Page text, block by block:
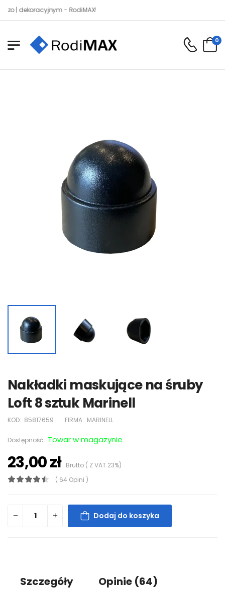
- RodiMAX!
0
Nakładki maskujące na śruby
Loft 8 sztuk Marinell
KOD: 85817659 FIRMA: MARINELL
Dostępność: Towar w magazynie
23,00 złBrutto ( Z VAT 23%)
( 64 Opini )
Dodaj do koszyka
Szczegóły Opinie (64)